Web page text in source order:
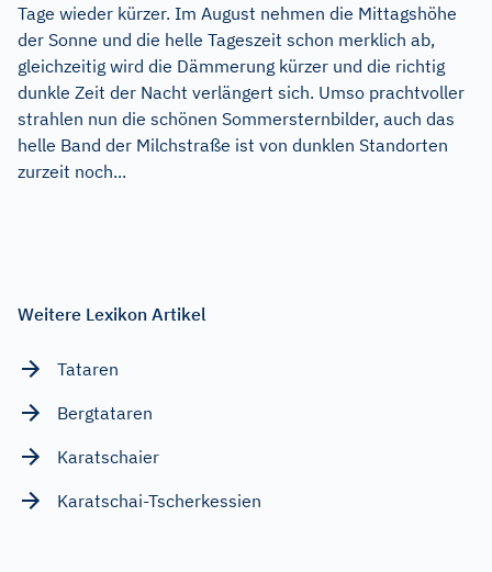
Tage wieder kürzer. Im August nehmen die Mittagshöhe
der Sonne und die helle Tageszeit schon merklich ab,
gleichzeitig wird die Dämmerung kürzer und die richtig
dunkle Zeit der Nacht verlängert sich. Umso prachtvoller
strahlen nun die schönen Sommersternbilder, auch das
helle Band der Milchstraße ist von dunklen Standorten
zurzeit noch...
Weitere Lexikon Artikel
Tataren
Bergtataren
Karatschaier
Karatschai-Tscherkessien